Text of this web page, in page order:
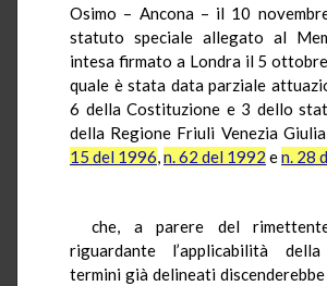
Osimo – Ancona – il 10
statuto speciale allegato al
intesa firmato a Londra il 5
quale è stata data parziale
6 della Costituzione e 3 dello
della Regione Friuli Venezia
15 del 1996,n. 62 del 1992 en. 28
che, a parere del
riguardante l’applicabilità
termini già delineati